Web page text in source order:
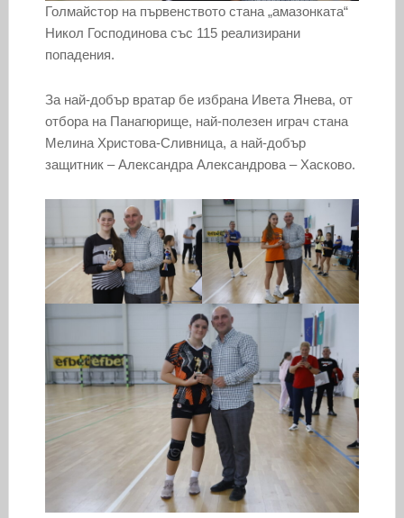
Голмайстор на първенството стана „амазонката“
Никол Господинова със 115 реализирани
попадения.
За най-добър вратар бе избрана Ивета Янева, от
отбора на Панагюрище, най-полезен играч стана
Мелина Христова-Сливница, а най-добър
защитник – Александра Александрова – Хасково.